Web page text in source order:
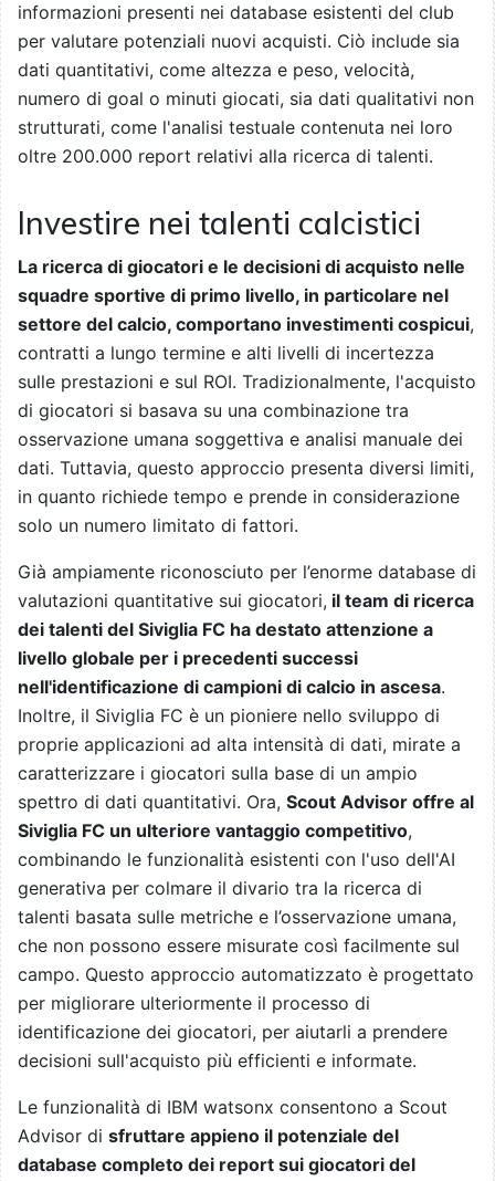
informazioni presenti nei database esistenti del club
per valutare potenziali nuovi acquisti. Ciò include sia
dati quantitativi, come altezza e peso, velocità,
numero di goal o minuti giocati, sia dati qualitativi non
strutturati, come l'analisi testuale contenuta nei loro
oltre 200.000 report relativi alla ricerca di talenti.
Investire nei talenti calcistici
La ricerca di giocatori e le decisioni di acquisto nelle
squadre sportive di primo livello, in particolare nel
settore del calcio, comportano investimenti cospicui,
contratti a lungo termine e alti livelli di incertezza
sulle prestazioni e sul ROI. Tradizionalmente, l'acquisto
di giocatori si basava su una combinazione tra
osservazione umana soggettiva e analisi manuale dei
dati. Tuttavia, questo approccio presenta diversi limiti,
in quanto richiede tempo e prende in considerazione
solo un numero limitato di fattori.
Già ampiamente riconosciuto per l’enorme database di
valutazioni quantitative sui giocatori, il team di ricerca
dei talenti del Siviglia FC ha destato attenzione a
livello globale per i precedenti successi
nell'identificazione di campioni di calcio in ascesa.
Inoltre, il Siviglia FC è un pioniere nello sviluppo di
proprie applicazioni ad alta intensità di dati, mirate a
caratterizzare i giocatori sulla base di un ampio
spettro di dati quantitativi. Ora, Scout Advisor offre al
Siviglia FC un ulteriore vantaggio competitivo,
combinando le funzionalità esistenti con l'uso dell'AI
generativa per colmare il divario tra la ricerca di
talenti basata sulle metriche e l’osservazione umana,
che non possono essere misurate così facilmente sul
campo. Questo approccio automatizzato è progettato
per migliorare ulteriormente il processo di
identificazione dei giocatori, per aiutarli a prendere
decisioni sull'acquisto più efficienti e informate.
Le funzionalità di IBM watsonx consentono a Scout
Advisor di sfruttare appieno il potenziale del
database completo dei report sui giocatori del